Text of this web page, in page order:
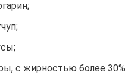
с жирностью более